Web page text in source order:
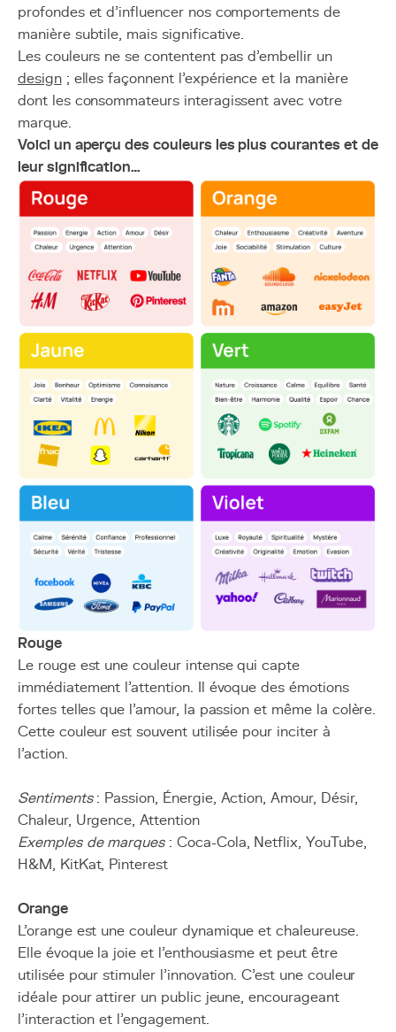
profondes et d'influencer nos comportements de
manière subtile, mais significative.
Les couleurs ne se contentent pas d'embellir un
design; elles façonnent l'expérience et la manière
dont les consommateurs interagissent avec votre
marque.
Voici un aperçu des couleurs les plus courantes et de
leur signification…
Rouge
Le rouge est une couleur intense qui capte
immédiatement l’attention. Il évoque des émotions
fortes telles que l’amour, la passion et même la colère.
Cette couleur est souvent utilisée pour inciter à
l’action.
Sentiments: Passion, Énergie, Action, Amour, Désir,
Chaleur, Urgence, Attention
Exemples de marques: Coca-Cola, Netflix, YouTube,
H&M, KitKat, Pinterest
Orange
L’orange est une couleur dynamique et chaleureuse.
Elle évoque la joie et l’enthousiasme et peut être
utilisée pour stimuler l’innovation. C'est une couleur
idéale pour attirer un public jeune, encourageant
l'interaction et l'engagement.